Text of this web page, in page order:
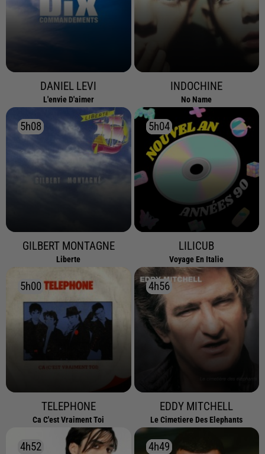
DANIEL LEVI
L'envie D'aimer
INDOCHINE
No Name
5h08
5h08
GILBERT MONTAGNE
Liberte
5h04
5h04
LILICUB
Voyage En Italie
5h00
5h00
TELEPHONE
Ca C'est Vraiment Toi
4h56
4h56
EDDY MITCHELL
Le Cimetiere Des Elephants
4h52
4h52 4h49
4h49